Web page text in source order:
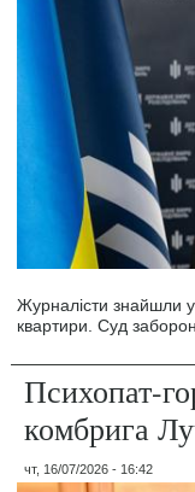
Журналісти знайшли у
квартири. Суд
Психопат-
комбрига
чт, 16/07/2026 - 16:42